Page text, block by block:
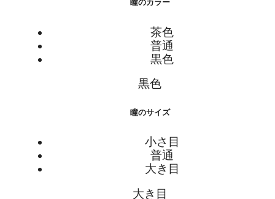
瞳のカラー
茶色
普通
黒色
黒色
瞳のサイズ
小さ目
普通
大き目
大き目